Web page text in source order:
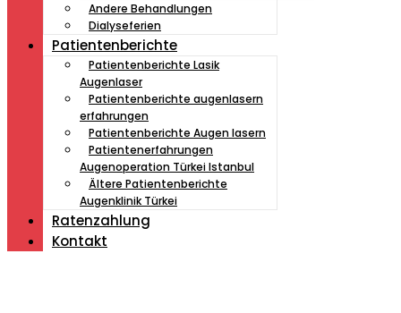
Andere Behandlungen
Dialyseferien
Patientenberichte
Patientenberichte Lasik
Augenlaser
Patientenberichte augenlasern
erfahrungen
Patientenberichte Augen lasern
Patientenerfahrungen
Augenoperation Türkei Istanbul
Ältere Patientenberichte
Augenklinik Türkei
Ratenzahlung
Kontakt